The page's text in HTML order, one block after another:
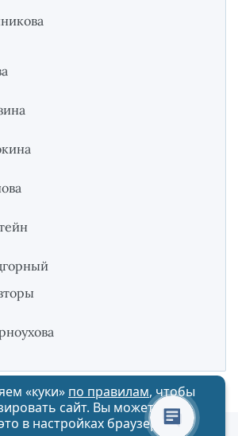
«куки» по правилам, чтобы
сайт. Вы можете
в настройках браузера